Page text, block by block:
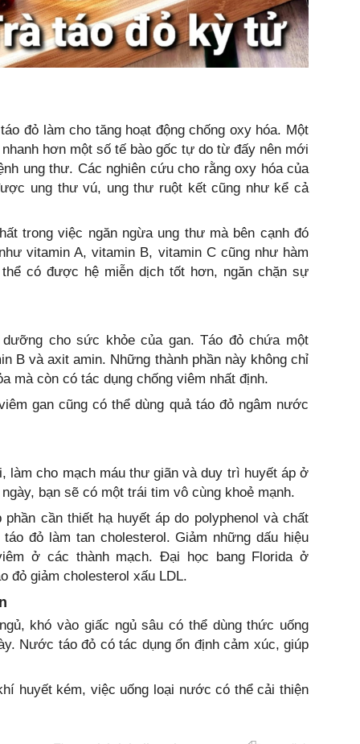
đỏ làm cho tăng hoạt động chống oxy hóa. Một
hơn một số tế bào gốc tự do từ đấy nên mới
ung thư. Các nghiên cứu cho rằng oxy hóa của
ung thư vú, ung thư ruột kết cũng như kể cả
trong việc ngăn ngừa ung thư mà bên cạnh đó
vitamin A, vitamin B, vitamin C cũng như hàm
có được hệ miễn dịch tốt hơn, ngăn chặn sự
cho sức khỏe của gan. Táo đỏ chứa một
B và axit amin. Những thành phần này không chỉ
mà còn có tác dụng chống viêm nhất định.
gan cũng có thể dùng quả táo đỏ ngâm nước
làm cho mạch máu thư giãn và duy trì huyết áp ở
bạn sẽ có một trái tim vô cùng khoẻ mạnh.
cần thiết hạ huyết áp do polyphenol và chất
đỏ làm tan cholesterol. Giảm những dấu hiệu
ở các thành mạch. Đại học bang Florida ở
đỏ giảm cholesterol xấu LDL.
khó vào giấc ngủ sâu có thể dùng thức uống
Nước táo đỏ có tác dụng ổn định cảm xúc, giúp
huyết kém, việc uống loại nước có thể cải thiện